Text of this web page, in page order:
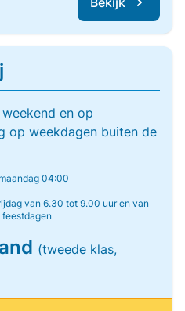
en op
op weekdagen buiten de
04:00
van 6.30 tot 9.00 uur en van
feestdagen
(tweede klas,